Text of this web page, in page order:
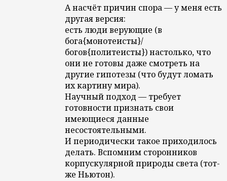
А насчёт причин спора — у меня есть
другая версия:
есть люди верующие (в
бога{монотеисты}/
богов{политеисты}) настолько, что
они не готовы даже смотреть на
другие гипотезы (что будут ломать
их картину мира).
Научный подход — требует
готовности признать свои
имеющиеся данные
несостоятельными.
И периодически такое приходилось
делать. Вспомним сторонников
корпускулярной природы света (тот-
же Ньютон).